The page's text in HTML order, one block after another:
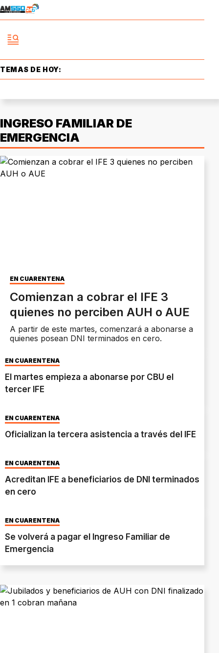
TEMAS DE HOY:
INGRESO FAMILIAR DE
EMERGENCIA
EN CUARENTENA
Comienzan a cobrar el IFE 3
quienes no perciben AUH o AUE
A partir de este martes, comenzará a abonarse a
quienes posean DNI terminados en cero.
EN CUARENTENA
El martes empieza a abonarse por CBU el
tercer IFE
EN CUARENTENA
Oficializan la tercera asistencia a través del IFE
EN CUARENTENA
Acreditan IFE a beneficiarios de DNI terminados
en cero
EN CUARENTENA
Se volverá a pagar el Ingreso Familiar de
Emergencia